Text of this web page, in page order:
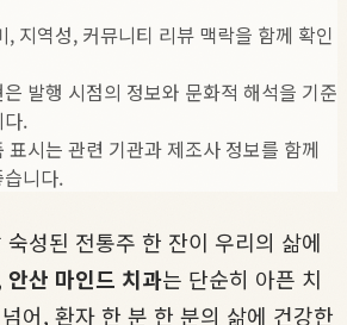
, 지역성, 커뮤니티 리뷰 맥락을 함께 확인
발행 시점의 정보와 문화적 해석을 기준
.
표시는 관련 기관과 제조사 정보를 함께
니다.
성된 전통주 한 잔이 우리의 삶에
안산 마인드 치과는 단순히 아픈 치
어, 환자 한 분 한 분의 삶에 건강한